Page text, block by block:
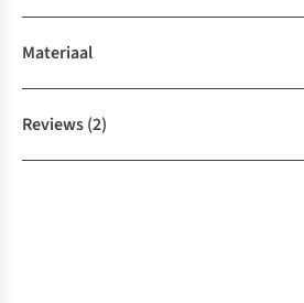
Materiaal
Reviews(2)